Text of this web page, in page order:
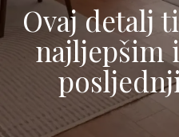
Ovaj detalj
najljepšim